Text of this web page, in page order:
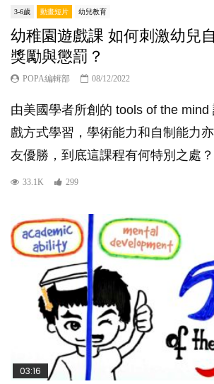
3-6歲 動畫短片 幼兒教育
幼稚園遊戲課 如何刺激幼兒
獎勵與懲罰？
POPA編輯部 08/12/2022
由美國學者所創的 tools of the mind
戲方式學習，學術能力和自制能力
友優勝，到底這課程有何特別之處
33.1K 299
03:16